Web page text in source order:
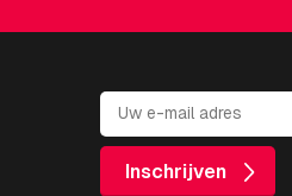
Inschrijven